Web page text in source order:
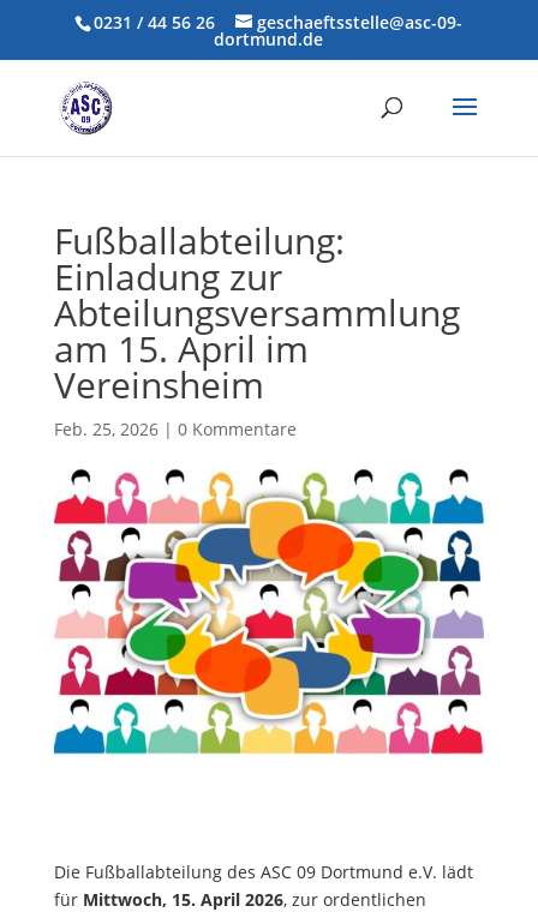
0231 / 44 56 26 geschaeftsstelle@asc-09-
dortmund.de
Fußballabteilung:
Einladung zur
Abteilungsversammlung
am 15. April im
Vereinsheim
Feb. 25, 2026| 0 Kommentare
Die Fußballabteilung des ASC 09 Dortmund e.V. lädt
für Mittwoch, 15. April 2026, zur ordentlichen